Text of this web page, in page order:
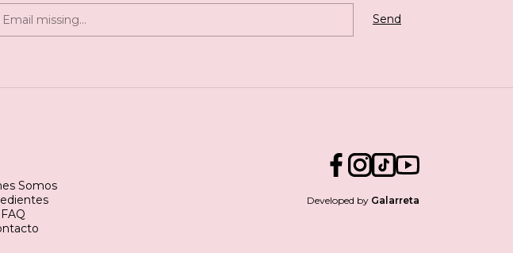
Somos
FAQ
Developed by Galarreta